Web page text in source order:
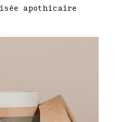
apothicaire